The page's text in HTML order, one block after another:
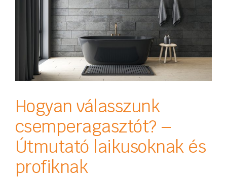
Hogyan válasszunk
csemperagasztót? –
Útmutató laikusoknak és
profiknak